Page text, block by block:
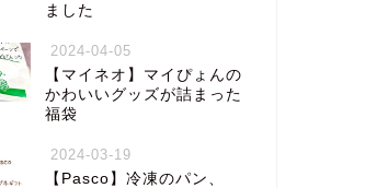
ました
2024-04-05
【マイネオ】マイぴょんの
かわいいグッズが詰まった
福袋
2024-03-19
【Pasco】冷凍のパン、